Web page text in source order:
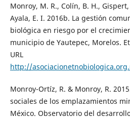
Monroy, M. R., Colín, B. H.,
Ayala, E. I. 2016b. La gestión
biológica en riesgo por el
municipio de Yautepec, Morelos.
URL
http://
Monroy-Ortíz, R. & Monroy, R.
sociales de los emplazamientos
México. Observatorio del